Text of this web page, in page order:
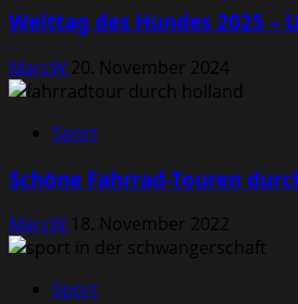
Welttag des Hundes 2025 –
MarcW 20. November 2024
Sport
Schöne Fahrrad-Touren
MarcW 18. November 2022
Sport